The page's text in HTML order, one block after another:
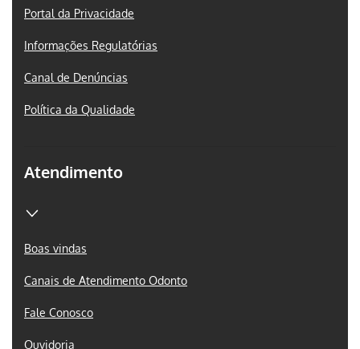
Portal da Privacidade
Informações Regulatórias
Canal de Denúncias
Política da Qualidade
Atendimento
Boas vindas
Canais de Atendimento Odonto
Fale Conosco
Ouvidoria